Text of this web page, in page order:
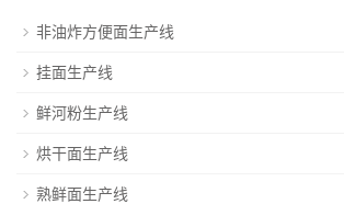
非油炸方便面生产线
挂面生产线
鲜河粉生产线
烘干面生产线
熟鲜面生产线